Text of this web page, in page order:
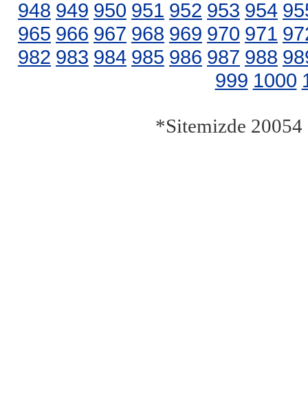
948 949 950 951 952 953 954
965 966 967 968 969 970 971
982 983 984 985 986 987 988
999 1000
*Sitemizde 20054